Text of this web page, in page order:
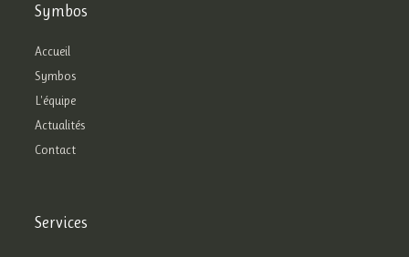
Symbos
Accueil
Symbos
L'équipe
Actualités
Contact
Services